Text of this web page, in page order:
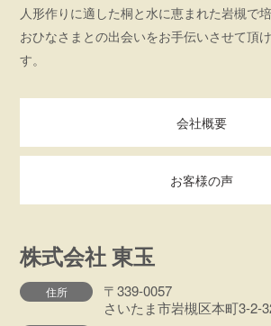
人形作りに適した桐と水に恵まれた岩槻で
おひなさまとの出会いをお手伝いさせて頂
す。
会社概要
お客様の声
株式会社 東玉
住所
〒339-0057
さいたま市岩槻区本町3-2-